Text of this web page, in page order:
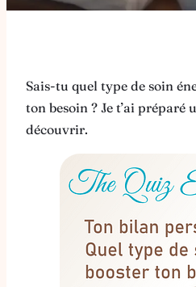
Sais-tu quel type de soin
ton besoin ? Je t’ai préparé
découvrir.